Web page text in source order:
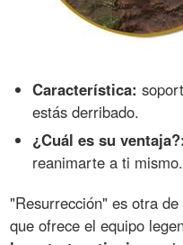
Característica:
estás derribado.
¿Cuál es su ventaja?:
reanimarte a ti mismo.
"Resurrección" es otra
que ofrece el equipo